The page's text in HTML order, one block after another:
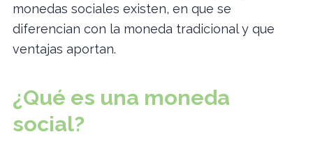
monedas sociales existen, en que se
diferencian con la moneda tradicional y que
ventajas aportan.
¿Qué es una moneda
social?